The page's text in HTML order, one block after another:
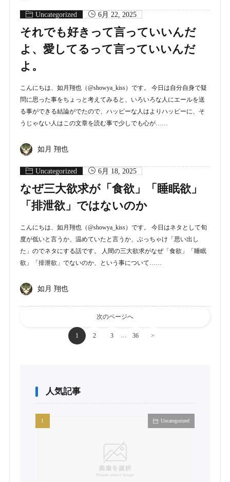
Uncategorized 6月 22, 2025
それでも好きって言っていいんだ
よ、愛してるって言っていいんだ
よ。
こんにちは、如月翔也（@showya_kiss）です。 今日は自分自身で疑
問に思った事をちょっと考えてみると、いろいろな人にエールを送
る事ができる結論がでたので、ハッピーな人はよりハッピーに、そ
うじゃない人はこの文章を読む事で少しでも心が……
如月 翔也
Uncategorized 6月 18, 2025
なぜ三大欲求が「食欲」「睡眠欲」
「排泄欲」ではないのか
こんにちは、如月翔也（@showya_kiss）です。 今日はネタとして旬
度が低いと言うか、温めていたと言うか、ぶっちゃけ「思い出し
た」のでネタにする話です。 人間の三大欲求がなぜ「食欲」「睡眠
欲」「排泄欲」でないのか、という事について……
如月 翔也
次のページへ
1 2 3 … 36 >
人気記事
Uncategorized